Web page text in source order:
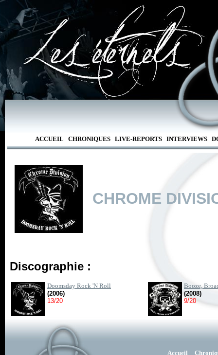
ACCUEIL CHRONIQUES LIVE-REPORTS INTERVIEWS
CHROME
Discographie :
Doomsday Rock 'N Roll
(2006)
13/20
Booze,
(2008)
9/20
Accueil